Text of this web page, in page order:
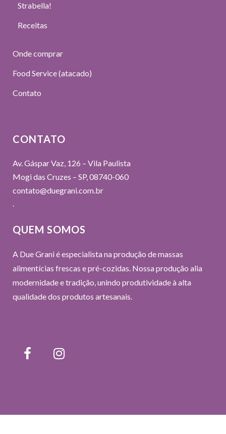
Strabella!
Receitas
Onde comprar
Food Service (atacado)
Contato
CONTATO
Av. Gáspar Vaz, 126 – Vila Paulista
Mogi das Cruzes – SP, 08740-060
contato@duegrani.com.br
.
QUEM SOMOS
A Due Grani é especialista na produção de massas
alimentícias frescas e pré-cozidas. Nossa produção alia
modernidade e tradição, unindo produtividade à alta
qualidade dos produtos artesanais.